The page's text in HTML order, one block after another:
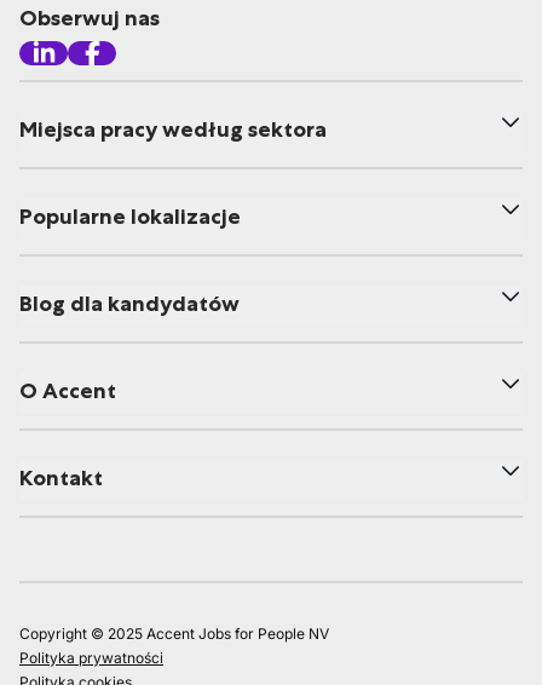
Obserwuj nas
Miejsca pracy według sektora
Popularne lokalizacje
Blog dla kandydatów
O Accent
Kontakt
Copyright © 2025 Accent Jobs for People NV
Polityka prywatności